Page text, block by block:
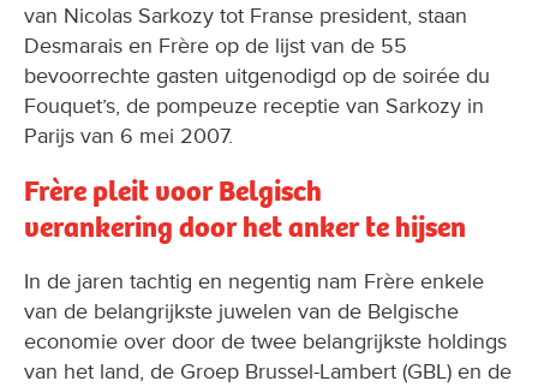
van Nicolas Sarkozy tot Franse president, staan
Desmarais en Frère op de lijst van de 55
bevoorrechte gasten uitgenodigd op de soirée du
Fouquet’s, de pompeuze receptie van Sarkozy in
Parijs van 6 mei 2007.
Frère pleit voor Belgisch
verankering door het anker te hijsen
In de jaren tachtig en negentig nam Frère enkele
van de belangrijkste juwelen van de Belgische
economie over door de twee belangrijkste holdings
van het land, de Groep Brussel-Lambert (GBL) en de